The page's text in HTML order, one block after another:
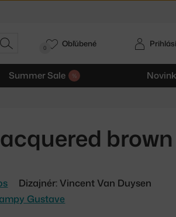
HĽADAŤ
Summer Sale
0 Obľúbené
brown
Dizajnér: Vincent Van Duysen
Gustave